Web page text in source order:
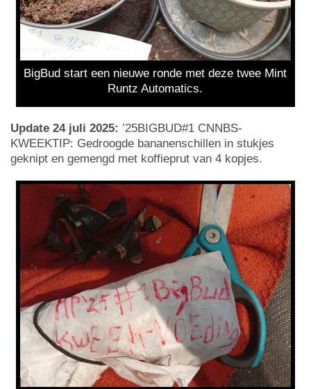
BigBud start een nieuwe ronde met deze twee Mint
Runtz Automatics.
Update 24 juli 2025: ’25BIGBUD#1 CNNBS-
KWEEKTIP: Gedroogde bananenschillen in stukjes
geknipt en gemengd met koffieprut van 4 kopjes.